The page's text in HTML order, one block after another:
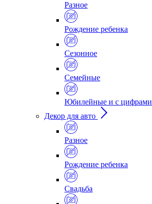
Разное
Рождение ребенка
Сезонное
Семейные
Юбилейные и с цифрами
Декор для авто
Разное
Рождение ребенка
Свадьба